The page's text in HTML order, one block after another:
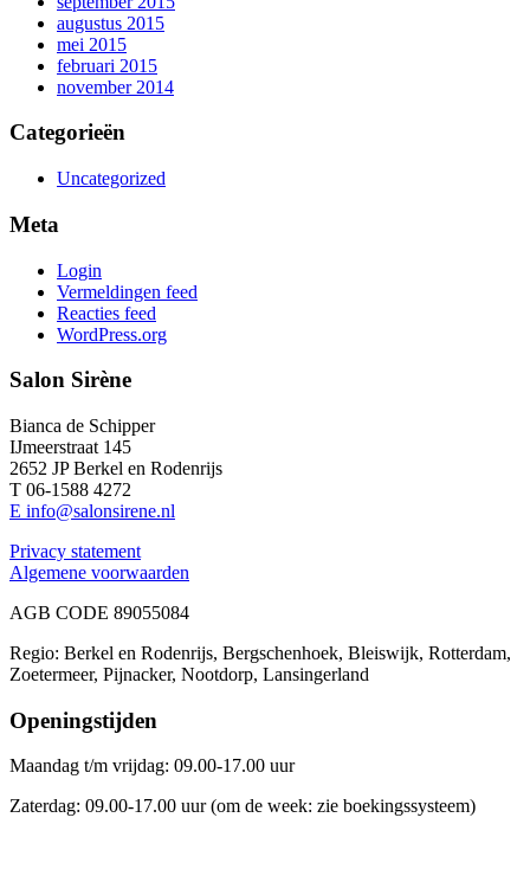
augustus 2015
mei 2015
februari 2015
november 2014
Categorieën
Uncategorized
Meta
Login
Vermeldingen feed
Reacties feed
WordPress.org
Salon Sirène
Bianca de Schipper
IJmeerstraat 145
2652 JP Berkel en Rodenrijs
T 06-1588 4272
E info@salonsirene.nl
Privacy statement
Algemene voorwaarden
AGB CODE 89055084
Regio: Berkel en Rodenrijs, Bergschenhoek, Bleiswijk, Rotterdam,
Zoetermeer, Pijnacker, Nootdorp, Lansingerland
Openingstijden
Maandag t/m vrijdag: 09.00-17.00 uur
Zaterdag: 09.00-17.00 uur (om de week: zie boekingssysteem)